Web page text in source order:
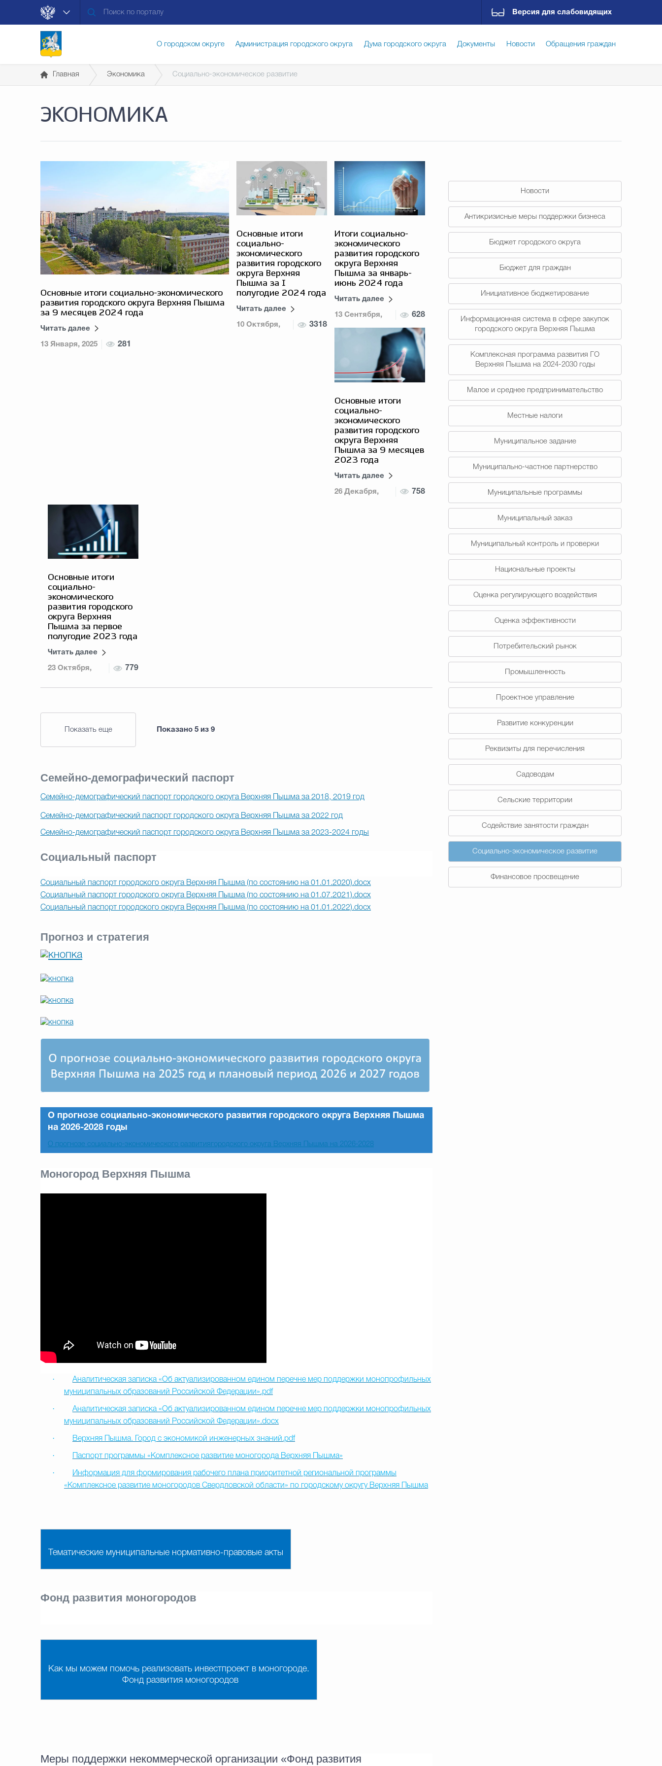
Версия для слабовидящих
О городском округе Администрация городского округа Дума городского округа Документы Новости Обращения граждан
Муниципальные услуги
Общественная безопасность Градостроительство и землепользование
Главная Экономика Социально-экономическое развитие
ЭКОНОМИКА
Новости
Антикризисные меры поддержки бизнеса
Бюджет городского округа
Бюджет для граждан
Инициативное бюджетирование
Информационная система в сфере закупок
городского округа Верхняя Пышма
Комплексная программа развития ГО
Верхняя Пышма на 2024-2030 годы
Малое и среднее предпринимательство
Местные налоги
Муниципальное задание
Муниципально-частное партнерство
Муниципальные программы
Муниципальный заказ
Муниципальный контроль и проверки
Национальные проекты
Оценка регулирующего воздействия
Оценка эффективности
Потребительский рынок
Промышленность
Проектное управление
Развитие конкуренции
Реквизиты для перечисления
Садоводам
Сельские территории
Содействие занятости граждан
Социально-экономическое развитие
Финансовое просвещение
Основные итоги социально-экономического
развития городского округа Верхняя Пышма
за 9 месяцев 2024 года
Читать далее
13 Января, 2025 281
Основные итоги
социально-
экономического
развития городского
округа Верхняя
Пышма за I
полугодие 2024 года
Читать далее
10 Октября,
3318
Итоги социально-
экономического
развития городского
округа Верхняя
Пышма за январь-
июнь 2024 года
Читать далее
13 Сентября,
628
Основные итоги
социально-
экономического
развития городского
округа Верхняя
Пышма за 9 месяцев
2023 года
Читать далее
26 Декабря,
758
Основные итоги
социально-
экономического
развития городского
округа Верхняя
Пышма за первое
полугодие 2023 года
Читать далее
23 Октября,
779
Показать еще Показано 5 из 9
Семейно-демографический паспорт
Семейно-демографический паспорт городского округа Верхняя Пышма за 2018, 2019 год
Семейно-демографический паспорт городского округа Верхняя Пышма за 2022 год
Семейно-демографический паспорт городского округа Верхняя Пышма за 2023-2024 годы
Социальный паспорт
Социальный паспорт городского округа Верхняя Пышма (по состоянию на 01.01.2020).docx
Социальный паспорт городского округа Верхняя Пышма (по состоянию на 01.07.2021).docx
Социальный паспорт городского округа Верхняя Пышма (по состоянию на 01.01.2022).docx
Прогноз и стратегия
О прогнозе социально-экономического развития городского округа Верхняя Пышма
на 2026-2028 годы
О прогнозе социально-экономического развитиягородского округа Верхняя Пышма на 2026-2028
Моногород Верхняя Пышма
·
Аналитическая записка «Об актуализированном едином перечне мер поддержки монопрофильных
муниципальных образований Российской Федерации».pdf
·
Аналитическая записка «Об актуализированном едином перечне мер поддержки монопрофильных
муниципальных образований Российской Федерации».docx
· Верхняя Пышма. Город с экономикой инженерных знаний.pdf
· Паспорт программы «Комплексное развитие моногорода Верхняя Пышма»
·
Информация для формирования рабочего плана приоритетной региональной программы
«Комплексное развитие моногородов Свердловской области» по городскому округу Верхняя Пышма
Тематические муниципальные нормативно-правовые акты
Фонд развития моногородов
Как мы можем помочь реализовать инвестпроект в моногороде.
Фонд развития моногородов
Меры поддержки некоммерческой организации «Фонд развития